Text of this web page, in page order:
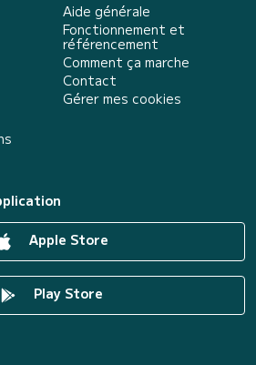
Aide générale
Fonctionnement et
référencement
Comment ça marche
Contact
Gérer mes cookies
Apple Store
Play Store